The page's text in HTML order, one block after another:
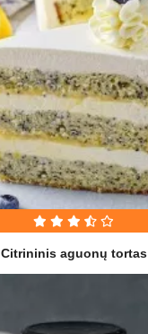
Citrininis aguonų tortas